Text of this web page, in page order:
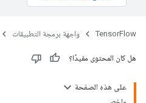
TensorFlow واجهة برمجة التطبيقات
هل كان المحتوى مفيدًا؟
على هذه الصفحة